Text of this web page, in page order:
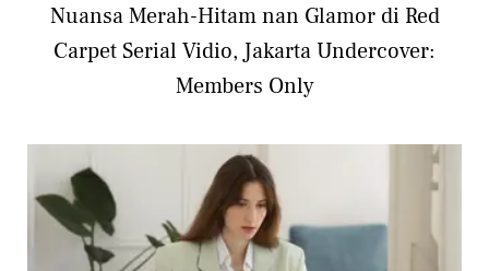
Nuansa Merah-Hitam nan Glamor di Red
Carpet Serial Vidio, Jakarta Undercover:
Members Only